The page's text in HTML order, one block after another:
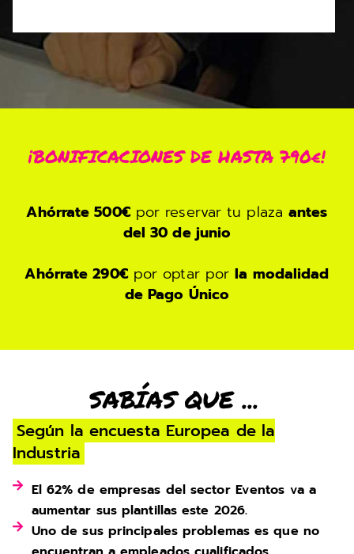
¡BONIFICACIONES DE HASTA 790€!
Ahórrate 500€por reservar tu plazaantes
del 30 de junio
Ahórrate 290€por optar porla modalidad
de Pago Único
SABÍAS QUE ...
Según la encuesta Europea de la
Industria
El 62% de empresas del sector Eventos va a
aumentar sus plantillas este 2026.
Uno de sus principales problemas es que no